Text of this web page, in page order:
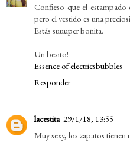
Confieso que el estampado
pero el vestido es una
Estás suuuper bonita.
Un besito!
Essence of electricsbubbles
Responder
lacestita 29/1/18, 13:55
Muy sexy, los zapatos tienen